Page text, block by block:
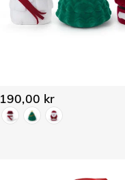
190,00 kr